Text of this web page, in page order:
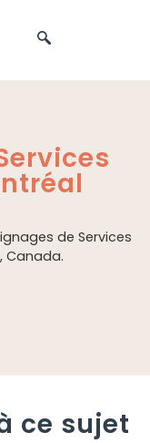
de Services
Canada.
ce sujet